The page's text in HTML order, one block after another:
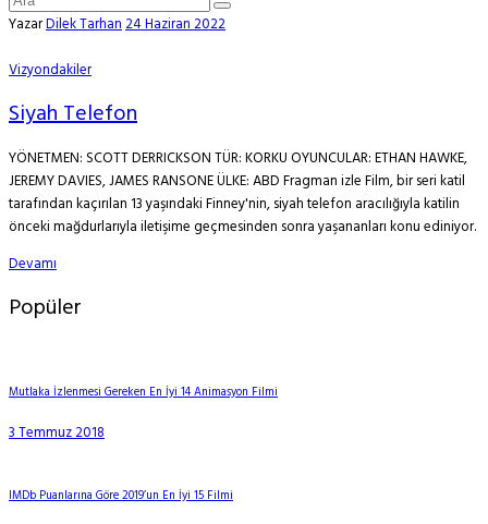
YazarDilek Tarhan24 Haziran 2022
Vizyondakiler
Siyah Telefon
YÖNETMEN: SCOTT DERRICKSON TÜR: KORKU OYUNCULAR: ETHAN HAWKE,
JEREMY DAVIES, JAMES RANSONE ÜLKE: ABD Fragman izle Film, bir seri katil
tarafından kaçırılan 13 yaşındaki Finney'nin, siyah telefon aracılığıyla katilin
önceki mağdurlarıyla iletişime geçmesinden sonra yaşananları konu ediniyor.
Devamı
Popüler
Mutlaka İzlenmesi Gereken En İyi 14 Animasyon Filmi
3 Temmuz 2018
IMDb Puanlarına Göre 2019’un En İyi 15 Filmi